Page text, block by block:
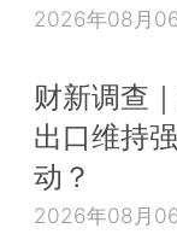
2026年08月
财新调查
出口维持
动？
2026年08月